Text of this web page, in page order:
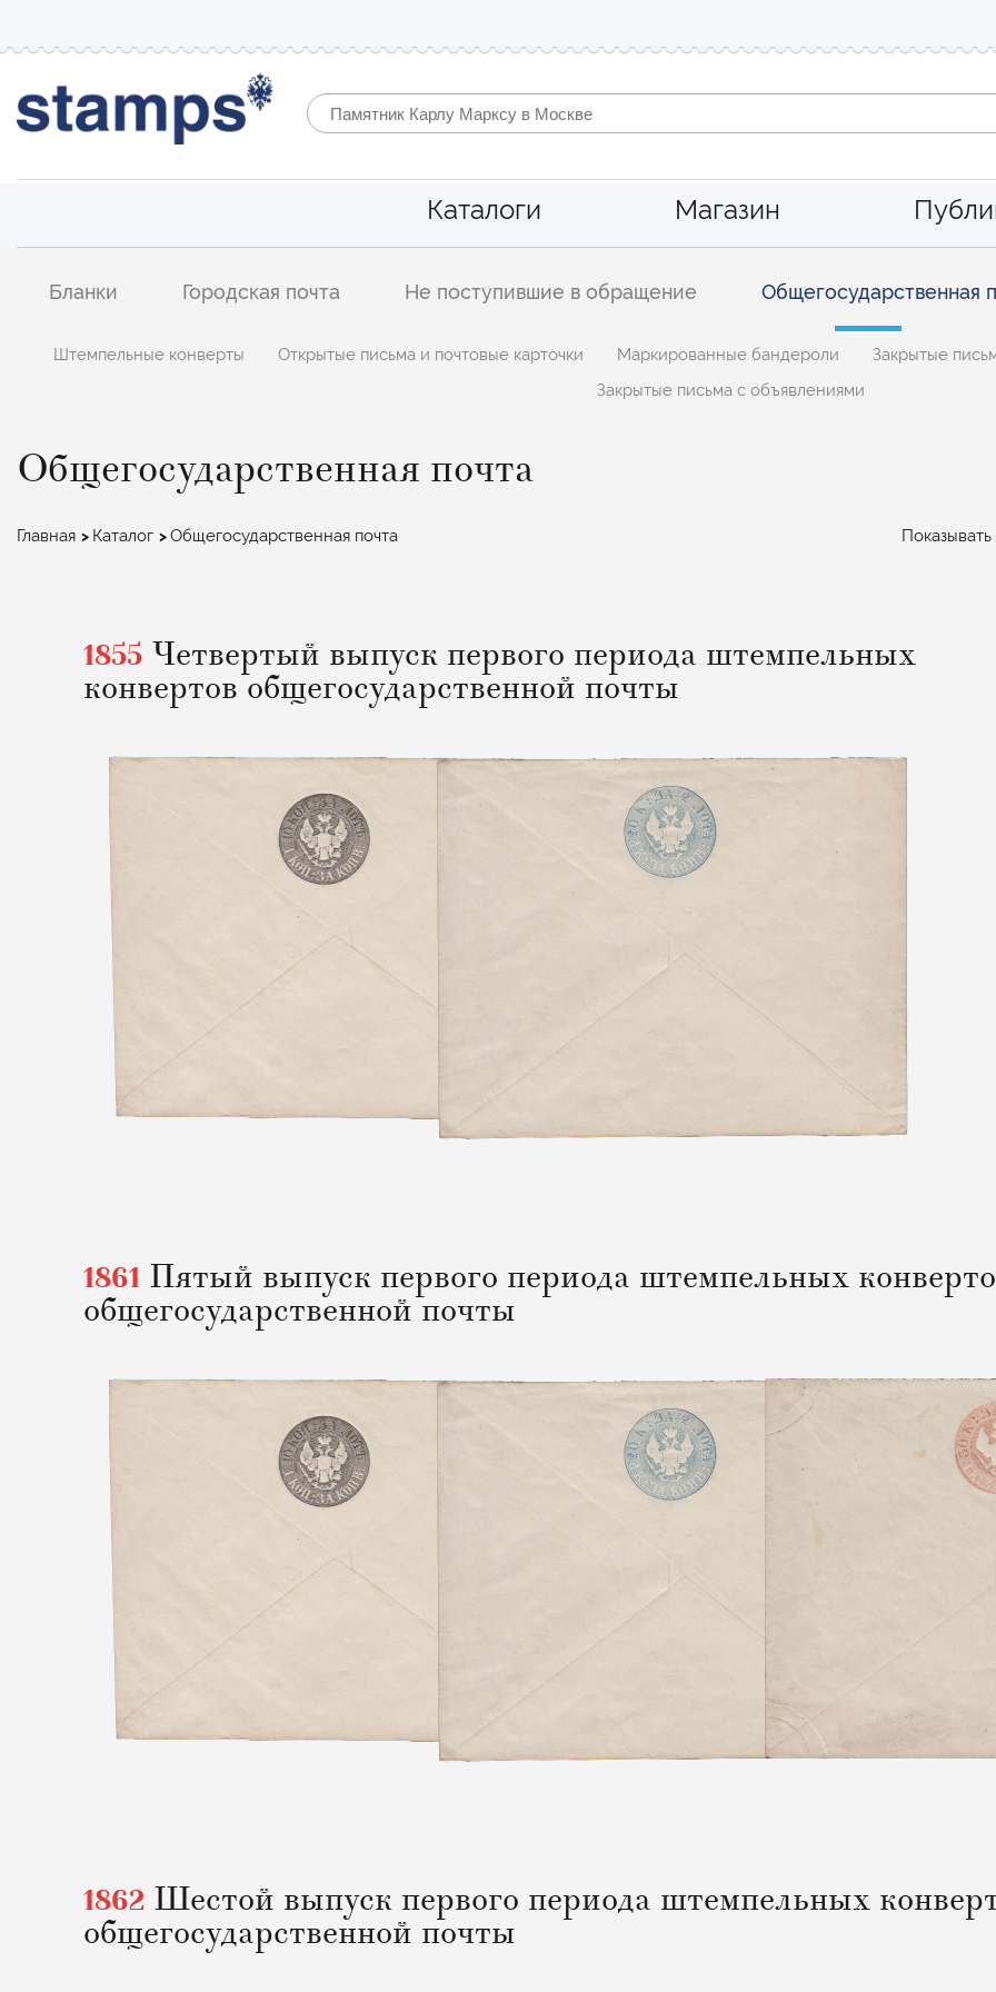
Каталоги Магазин
postcards
Бланки Городская почта Не поступившие в обращение Общегосударственная
Штемпельные конверты Открытые письма и почтовые карточки Маркированные бандероли
Закрытые
Закрытые письма с объявлениями
Общегосударственная почта
Строка
Главная Каталог Общегосударственная почта Показывать
1855 Четвертый выпуск первого периода штемпельных
конвертов общегосударственной почты
1861 Пятый выпуск первого периода штемпельных
общегосударственной почты
1862 Шестой выпуск первого периода штемпельных
общегосударственной почты